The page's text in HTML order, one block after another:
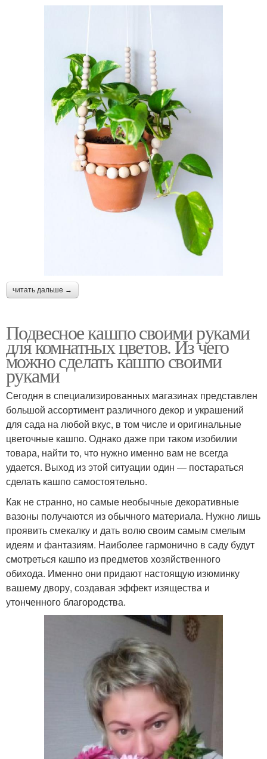
читать дальше →
Подвесное кашпо своими руками
для комнатных цветов. Из чего
можно сделать кашпо своими
руками
Сегодня в специализированных магазинах представлен
большой ассортимент различного декор и украшений
для сада на любой вкус, в том числе и оригинальные
цветочные кашпо. Однако даже при таком изобилии
товара, найти то, что нужно именно вам не всегда
удается. Выход из этой ситуации один — постараться
сделать кашпо самостоятельно.
Как не странно, но самые необычные декоративные
вазоны получаются из обычного материала. Нужно лишь
проявить смекалку и дать волю своим самым смелым
идеям и фантазиям. Наиболее гармонично в саду будут
смотреться кашпо из предметов хозяйственного
обихода. Именно они придают настоящую изюминку
вашему двору, создавая эффект изящества и
утонченного благородства.